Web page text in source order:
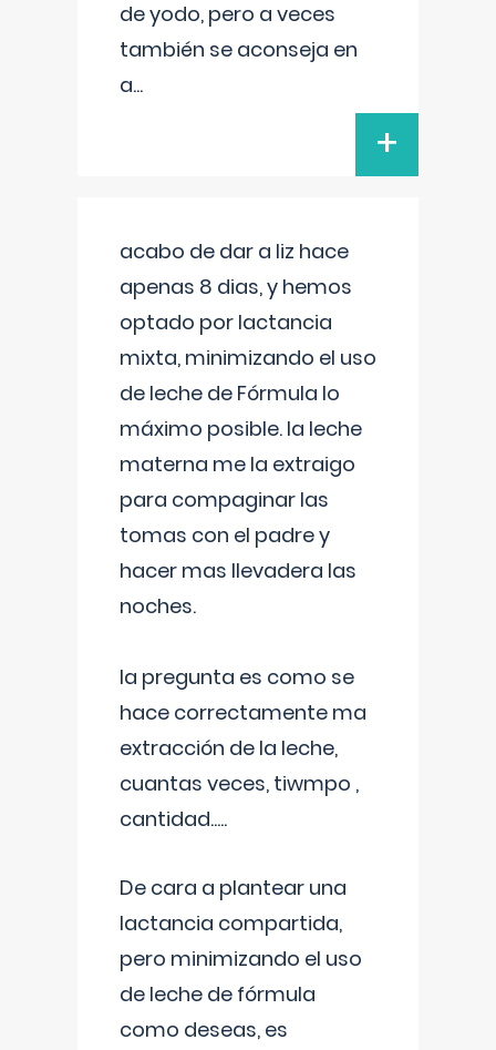
de yodo, pero a veces
también se aconseja en
a...
+
acabo de dar a liz hace
apenas 8 dias, y hemos
optado por lactancia
mixta, minimizando el uso
de leche de Fórmula lo
máximo posible. la leche
materna me la extraigo
para compaginar las
tomas con el padre y
hacer mas llevadera las
noches.
la pregunta es como se
hace correctamente ma
extracción de la leche,
cuantas veces, tiwmpo ,
cantidad.....
De cara a plantear una
lactancia compartida,
pero minimizando el uso
de leche de fórmula
como deseas, es